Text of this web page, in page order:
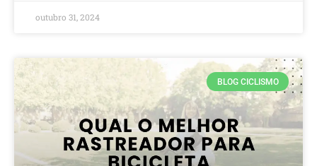
outubro 31, 2024
BLOG CICLISMO